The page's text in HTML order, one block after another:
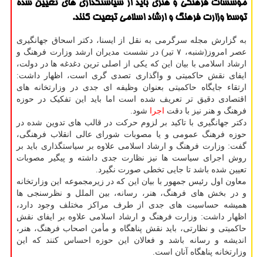
موسسات فرهنگی و هنری باید از سیاستگذاری های تعیین شده
توسط وزارت فرهنگ و ارشاد اسلامی تبعیت كنند.
به گزارش مجله سرگرمی به نقل از ایسنا، دکتر اسحاق جهانگیری
عصر امروز(شنبه، ۷ تیر) در نشست مدیران ارشد وزارت فرهنگ و
ارشاد اسلامی با بیان این که یکی از اصلی ترین دغدغه ها در دولت،
ایفای نقش حاکمیتی و واگذاری تصدی گری است، اظهار داشت:
ارتقاء جایگاه حاکمیتی بعنوان وظیفه ای جدی در وزارتخانه های
اقتصادی دقیق تر تعریف شده است اما باید این تفکیک در حوزه
فرهنگ و هنر نیز با دقت
اجرا
شود.
دکتر جهانگیری با تاکید بر لزوم حرکت در قالب های تدوین شده در
حوزه فرهنگ عمومی و یا مصوبات شورای عالی انقلاب فرهنگی،
گفت: وزارت فرهنگ و ارشاد اسلامی علاوه بر سیاستگذاری باید بر
روش اجرای سیاست ها نیز نظارت جدی داشته و پیگیر مصوبات
تعیین شده باشد تا جایی تخطی صورت نگیرد.
معاون اول رئیس جمهور با بیان این که در زیرمجموعه این وزارتخانه
و در بخش های فرهنگ، هنر، رسانه، بین الملل و نظرسنجی ها
همیشه حساسیت های جدی از طرف مراکز مختلف وجود دارد،
اظهار داشت: وزارت فرهنگ و ارشاد اسلامی علاوه بر ایفای نقش
حاکمیتی و نظارتی، باید نقش پناهگاه و مأمن اصحاب فرهنگ، هنر،
اندیشه و رسانه باشد و فعالان این حوزه احساس کنند که این
وزارتخانه پناهگاه آنان است.